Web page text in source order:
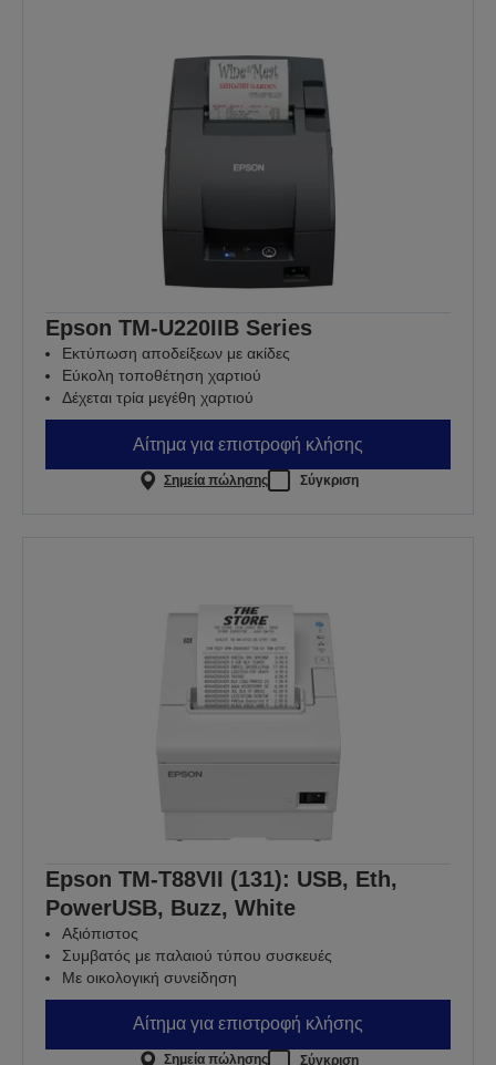
Epson TM-U220IIB Series
Εκτύπωση αποδείξεων με ακίδες
Εύκολη τοποθέτηση χαρτιού
Δέχεται τρία μεγέθη χαρτιού
Αίτημα για επιστροφή κλήσης
Σημεία πώλησης Σύγκριση
Epson TM-T88VII (131): USB, Eth,
PowerUSB, Buzz, White
Αξιόπιστος
Συμβατός με παλαιού τύπου συσκευές
Με οικολογική συνείδηση
Αίτημα για επιστροφή κλήσης
Σημεία πώλησης Σύγκριση